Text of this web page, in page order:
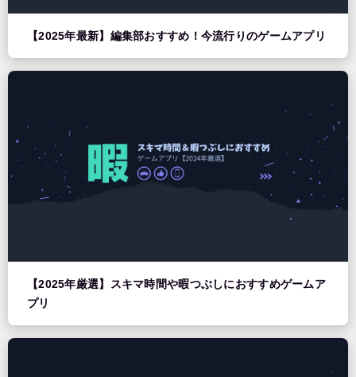
【2025年最新】編集部おすすめ！今流行りのゲームアプリ
【2025年厳選】スキマ時間や暇つぶしにおすすめゲームア
プリ